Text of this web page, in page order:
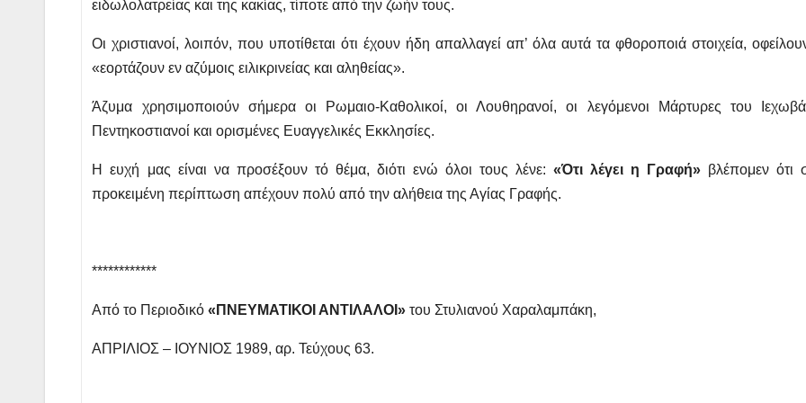
ειδωλολατρείας και της κακίας, τίποτε από την ζωήν τους.
Οι χριστιανοί, λοιπόν, που υποτίθεται ότι έχουν ήδη απαλλαγεί απ’ όλα αυτά τα φθοροποιά στοιχεία,
«εορτάζουν εν αζύμοις ειλικρινείας και αληθείας».
Άζυμα χρησιμοποιούν σήμερα οι Ρωμαιο-Καθολικοί, οι Λουθηρανοί, οι λεγόμενοι Μάρτυρες του
Πεντηκοστιανοί και ορισμένες Ευαγγελικές Εκκλησίες.
Η ευχή μας είναι να προσέξουν τό θέμα, διότι ενώ όλοι τους λένε: «Ότι λέγει η Γραφή» βλέπομεν ότι
προκειμένη περίπτωση απέχουν πολύ από την αλήθεια της Αγίας Γραφής.
************
Από το Περιοδικό«ΠΝΕΥΜΑΤΙΚΟΙ ΑΝΤΙΛΑΛΟΙ»του Στυλιανού Χαραλαμπάκη,
ΑΠΡΙΛΙΟΣ – ΙΟΥΝΙΟΣ 1989, αρ. Τεύχους 63.